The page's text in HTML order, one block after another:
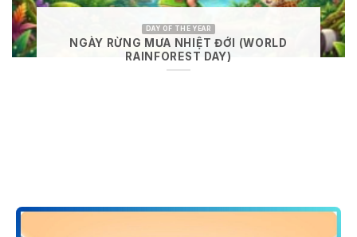
DAY OF THE YEAR
NGÀY RỪNG MƯA NHIỆT ĐỚI (WORLD
RAINFOREST DAY)